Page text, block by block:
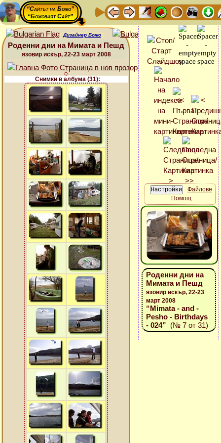
“Сайтът на Божо”
“Божовият Сайт”
Дизайнер Божо
Роденни дни на Мимата и Пешд
язовир искър, 22-23 март 2008
Снимки в албума (31):
Файлове
Помощ
Роденни дни на
Мимата и Пешд
язовир искър, 22-23
март 2008
“Mimata - and -
Pesho - Birthdays
- 024” (№ 7 от 31)